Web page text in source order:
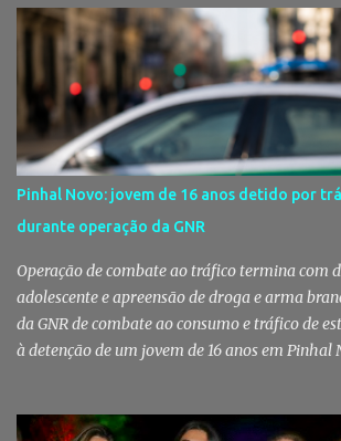
Pinhal Novo: jovem de 16 anos detido por
durante operação da GNR
Operação de combate ao tráfico termina com
adolescente e apreensão de droga e arma
da GNR de combate ao consumo e tráfico de
à detenção de um jovem de 16 anos em Pinhal
das autoridades sobre este tipo de